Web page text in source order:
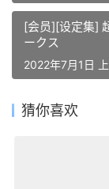
[会员][设定集]
ークス
2022年7月1日
猜你喜欢